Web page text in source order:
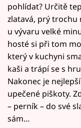
pohlídat? Určitě
zlatavá, prý trochu
u vývaru velké
hosté si při tom
který v kuchyni
kaši a trápí se s
Nakonec je
upečené piškoty.
– perník – do své
sám…